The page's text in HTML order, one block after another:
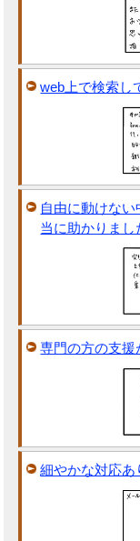
web上で検索し
自由に動けな
当に助かりまし
専門の方の支援
細やかな対応あ